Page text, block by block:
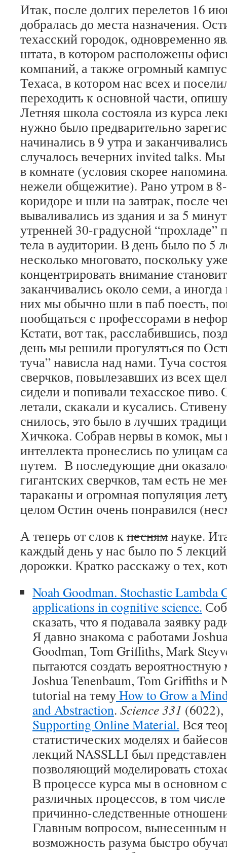
Итак, после долгих перелетов 16
добралась до места назначения.
техасский городок, одновременно
штата, в котором расположены
компаний, а также огромный
Техаса, в котором нас всех и
переходить к основной части,
Летняя школа состояла из курса
нужно было предварительно
начинались в 9 утра и
случалось вечерних invited talks.
в комнате (условия скорее
нежели общежитие). Рано утром в
коридоре и шли на завтрак, после
вываливались из здания и за 5
утренней 30-градусной
тела в аудитории. В день было по 5
несколько многовато, поскольку
концентрировать внимание
заканчивались около семи, а
них мы обычно шли в паб поесть,
пообщаться с профессорами в
Кстати, вот так, расслабившись,
день мы решили прогуляться по
туча” нависла над нами. Туча
сверчков, повылезавших из всех
сидели и попивали техасское пиво.
летали, скакали и кусались.
снилось, это было в лучших
Хичкока. Собрав нервы в комок, мы
интеллекта пронеслись по улицам
путем. В последующие дни
гигантских сверчков, там есть не
тараканы и огромная популяция
целом Остин очень понравился
А теперь от слов кпеснямнауке.
каждый день у нас было по 5
дорожки. Кратко расскажу о тех,
Noah Goodman. Stochastic Lambda
applications in cognitive science.
сказать, что я подавала заявку
Я давно знакома с работами
Goodman, Tom Griffiths, Mark
пытаются создать вероятностную
Joshua Tenenbaum, Tom Griffiths и
tutorial на темуHow to Grow a
and Abstraction. Science 331
Supporting Online Material. Вся
статистических моделях и
лекций NASSLLI был
позволяющий моделировать
В процессе курса мы в основном
различных процессов, в том
причинно-следственные
Главным вопросом, вынесенным
возможность разума быстро